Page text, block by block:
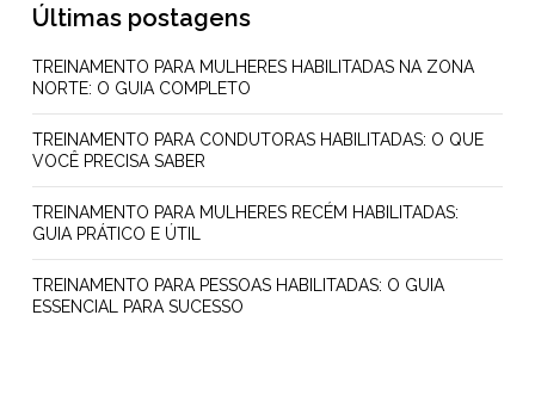
Últimas postagens
TREINAMENTO PARA MULHERES HABILITADAS NA ZONA
NORTE: O GUIA COMPLETO
TREINAMENTO PARA CONDUTORAS HABILITADAS: O QUE
VOCÊ PRECISA SABER
TREINAMENTO PARA MULHERES RECÉM HABILITADAS:
GUIA PRÁTICO E ÚTIL
TREINAMENTO PARA PESSOAS HABILITADAS: O GUIA
ESSENCIAL PARA SUCESSO